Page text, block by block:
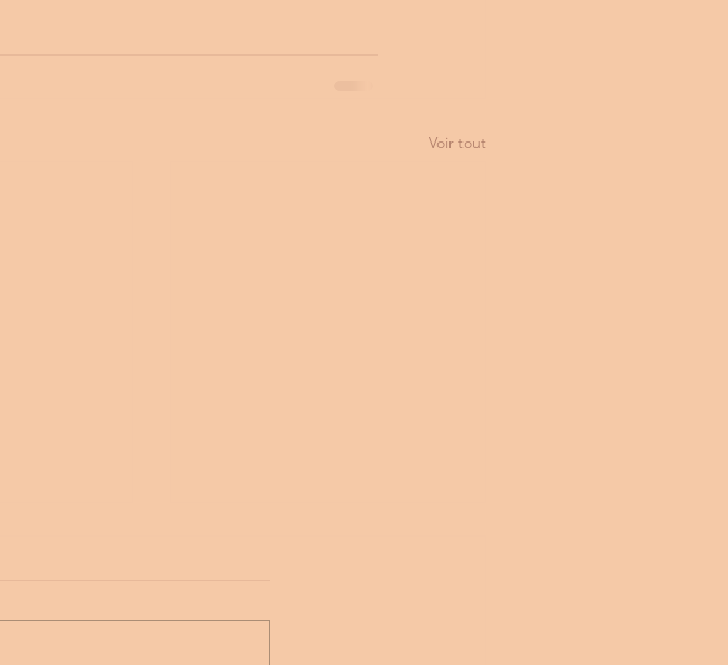
Voir tout